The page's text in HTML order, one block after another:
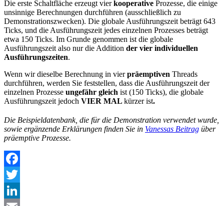
Die erste Schaltfläche erzeugt vierkooperative Prozesse, die einige
unsinnige Berechnungen durchführen (ausschließlich zu
Demonstrationszwecken). Die globale Ausführungszeit beträgt 643
Ticks, und die Ausführungszeit jedes einzelnen Prozesses beträgt
etwa 150 Ticks. Im Grunde genommen ist die globale
Ausführungszeit also nur die Addition der vier individuellen
Ausführungszeiten.
Wenn wir dieselbe Berechnung in vierpräemptiven Threads
durchführen, werden Sie feststellen, dass die Ausführungszeit der
einzelnen Prozesse ungefähr gleich ist (150 Ticks), die globale
Ausführungszeit jedoch VIER MAL kürzer ist.
Die Beispieldatenbank, die für die Demonstration verwendet wurde,
sowie ergänzende Erklärungen finden Sie in Vanessas Beitrag über
präemptive Prozesse.
Facebook
Twitter